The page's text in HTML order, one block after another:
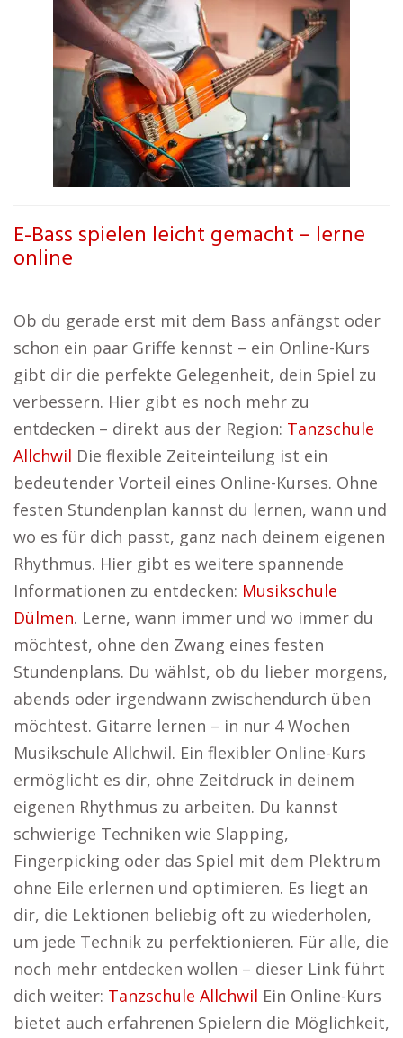
E-Bass spielen leicht gemacht – lerne
online
Ob du gerade erst mit dem Bass anfängst oder
schon ein paar Griffe kennst – ein Online-Kurs
gibt dir die perfekte Gelegenheit, dein Spiel zu
verbessern. Hier gibt es noch mehr zu
entdecken – direkt aus der Region: Tanzschule
Allchwil Die flexible Zeiteinteilung ist ein
bedeutender Vorteil eines Online-Kurses. Ohne
festen Stundenplan kannst du lernen, wann und
wo es für dich passt, ganz nach deinem eigenen
Rhythmus. Hier gibt es weitere spannende
Informationen zu entdecken: Musikschule
Dülmen. Lerne, wann immer und wo immer du
möchtest, ohne den Zwang eines festen
Stundenplans. Du wählst, ob du lieber morgens,
abends oder irgendwann zwischendurch üben
möchtest. Gitarre lernen – in nur 4 Wochen
Musikschule Allchwil. Ein flexibler Online-Kurs
ermöglicht es dir, ohne Zeitdruck in deinem
eigenen Rhythmus zu arbeiten. Du kannst
schwierige Techniken wie Slapping,
Fingerpicking oder das Spiel mit dem Plektrum
ohne Eile erlernen und optimieren. Es liegt an
dir, die Lektionen beliebig oft zu wiederholen,
um jede Technik zu perfektionieren. Für alle, die
noch mehr entdecken wollen – dieser Link führt
dich weiter: Tanzschule Allchwil Ein Online-Kurs
bietet auch erfahrenen Spielern die Möglichkeit,